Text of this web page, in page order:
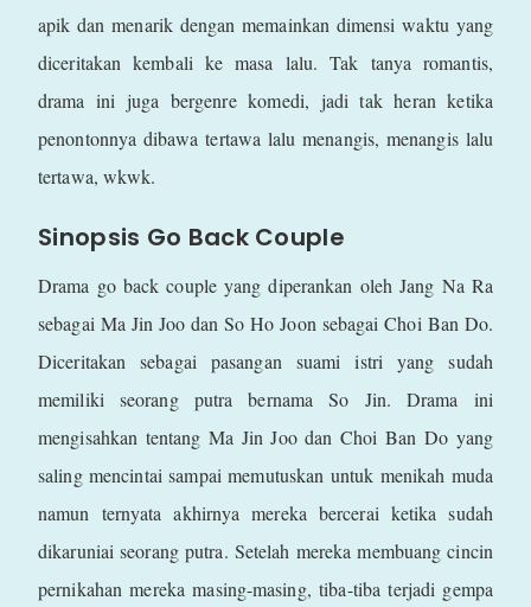
apik dan menarik dengan memainkan dimensi waktu yang
diceritakan kembali ke masa lalu. Tak tanya romantis,
drama ini juga bergenre komedi, jadi tak heran ketika
penontonnya dibawa tertawa lalu menangis, menangis lalu
tertawa, wkwk.
Sinopsis Go Back Couple
Drama go back couple yang diperankan oleh Jang Na Ra
sebagai Ma Jin Joo dan So Ho Joon sebagai Choi Ban Do.
Diceritakan sebagai pasangan suami istri yang sudah
memiliki seorang putra bernama So Jin. Drama ini
mengisahkan tentang Ma Jin Joo dan Choi Ban Do yang
saling mencintai sampai memutuskan untuk menikah muda
namun ternyata akhirnya mereka bercerai ketika sudah
dikaruniai seorang putra. Setelah mereka membuang cincin
pernikahan mereka masing-masing, tiba-tiba terjadi gempa